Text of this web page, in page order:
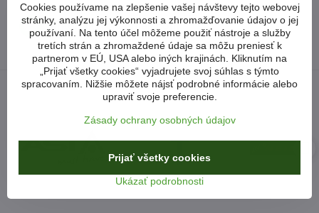
arkonsksro​@gmail​.com
Cookies používame na zlepšenie vašej návštevy tejto webovej
stránky, analýzu jej výkonnosti a zhromažďovanie údajov o jej
používaní. Na tento účel môžeme použiť nástroje a služby
tretích strán a zhromaždené údaje sa môžu preniesť k
partnerom v EÚ, USA alebo iných krajinách. Kliknutím na
„Prijať všetky cookies“ vyjadrujete svoj súhlas s týmto
spracovaním. Nižšie môžete nájsť podrobné informácie alebo
upraviť svoje preferencie.
Zásady ochrany osobných údajov
Ukázať podrobnosti
Prijať všetky cookies